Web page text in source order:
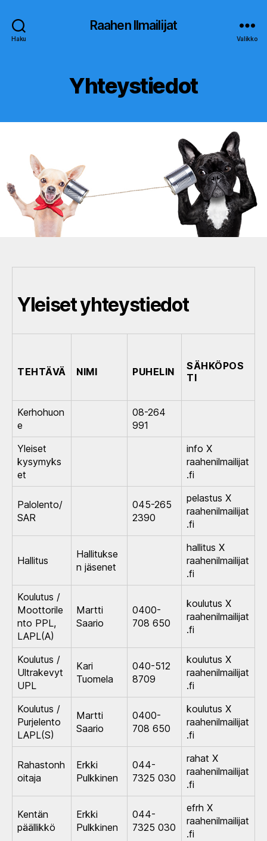
Haku
Raahen Ilmailijat
Valikko
Yhteystiedot
Yleiset yhteystiedot
TEHTÄVÄ NIMI PUHELIN
SÄHKÖPOS
TI
Kerhohuon
e
08-264
991
Yleiset
kysymyks
et
info X
raahenilmailijat
.fi
Palolento/
SAR
045-265
2390
pelastus X
raahenilmailijat
.fi
Hallitus
Hallitukse
n jäsenet
hallitus X
raahenilmailijat
.fi
Koulutus /
Moottorile
nto PPL,
LAPL(A)
Martti
Saario
0400-
708 650
koulutus X
raahenilmailijat
.fi
Koulutus /
Ultrakevyt
UPL
Kari
Tuomela
040-512
8709
koulutus X
raahenilmailijat
.fi
Koulutus /
Purjelento
LAPL(S)
Martti
Saario
0400-
708 650
koulutus X
raahenilmailijat
.fi
Rahastonh
oitaja
Erkki
Pulkkinen
044-
7325 030
rahat X
raahenilmailijat
.fi
Kentän
päällikkö
Erkki
Pulkkinen
044-
7325 030
efrh X
raahenilmailijat
.fi